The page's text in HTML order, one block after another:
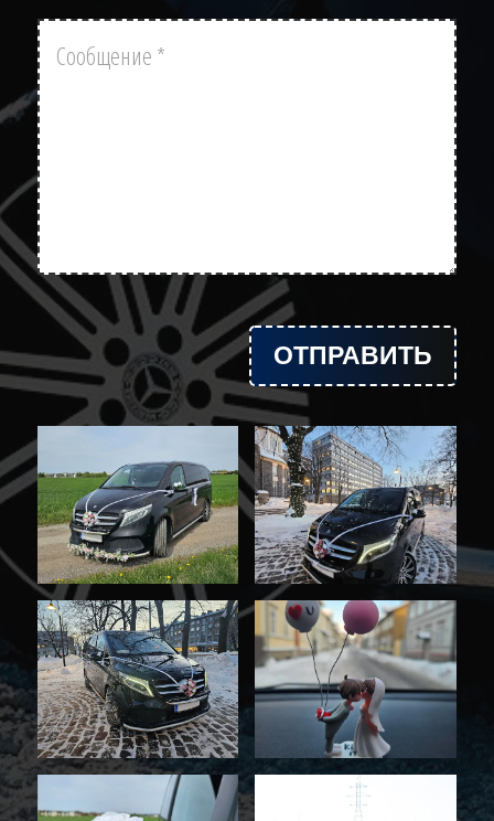
Сообщение
Please leave this field empty.